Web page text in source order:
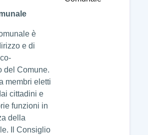
è
e di
del Comune.
membri eletti
cittadini e
funzioni in
della
Il Consiglio